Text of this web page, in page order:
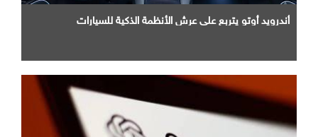
أندرويد أوتو يتربع علي عرش الأنظمة الذكية للسيارات